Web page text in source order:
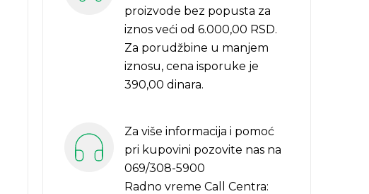
proizvode bez popusta za
iznos veći od 6.000,00 RSD.
Za porudžbine u manjem
iznosu, cena isporuke je
390,00 dinara.
Za više informacija i pomoć
pri kupovini pozovite nas na
069/308-5900
Radno vreme Call Centra: